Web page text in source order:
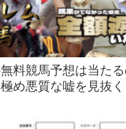
料競馬予想は当た
め悪質な嘘を見抜く